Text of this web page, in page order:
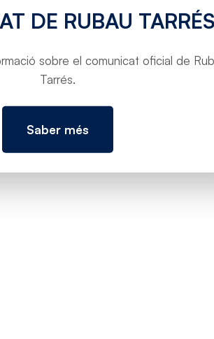
de
DE RUBAU TARRÉS
sobre el comunicat oficial de
Tarrés.
Saber més